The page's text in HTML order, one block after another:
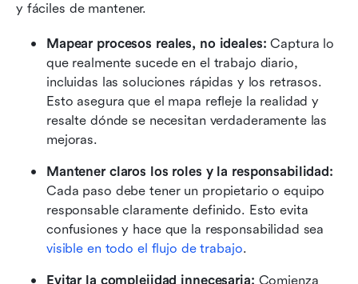
y fáciles de mantener.
Mapear procesos reales, no ideales: Captura lo
que realmente sucede en el trabajo diario,
incluidas las soluciones rápidas y los retrasos.
Esto asegura que el mapa refleje la realidad y
resalte dónde se necesitan verdaderamente las
mejoras.
Cada paso debe tener un propietario o equipo
responsable claramente definido. Esto evita
visible en todo el flujo de trabajo.
Evitar la complejidad innecesaria: Comienza